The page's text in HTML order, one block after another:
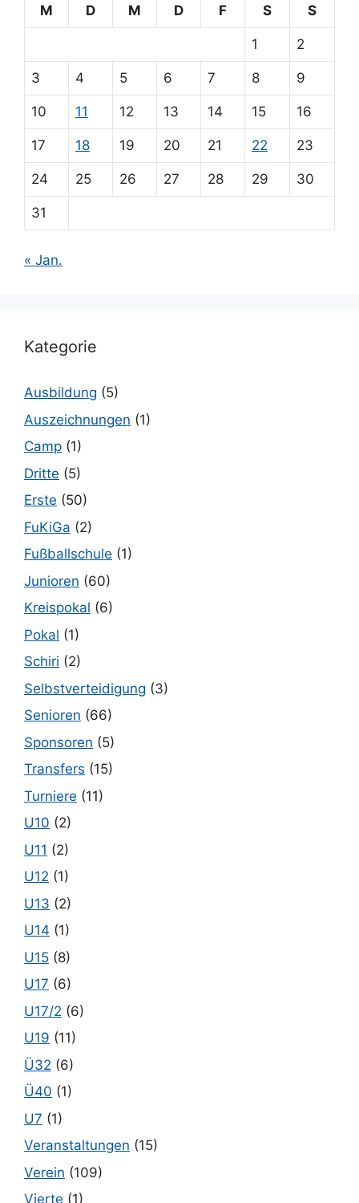
M
D M D F S S
1 2
3 4 5 6 7 8 9
10 11 12 13 14 15 16
17 18 19 20 21 22 23
24 25 26 27 28 29 30
31
« Jan.
Kategorie
Ausbildung (5)
Auszeichnungen (1)
Camp (1)
Dritte (5)
Erste (50)
FuKiGa (2)
Fußballschule (1)
Junioren (60)
Kreispokal (6)
Pokal (1)
Schiri (2)
Selbstverteidigung (3)
Senioren (66)
Sponsoren (5)
Transfers (15)
Turniere (11)
U10 (2)
U11 (2)
U12 (1)
U13 (2)
U14 (1)
U15 (8)
U17 (6)
U17/2 (6)
U19 (11)
Ü32 (6)
Ü40 (1)
U7 (1)
Veranstaltungen (15)
Verein (109)
Vierte (1)